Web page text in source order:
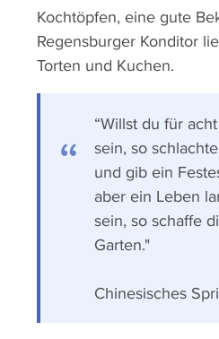
Kochtöpfen, eine gute
Regensburger Konditor
Torten und Kuchen.
“Willst du für
sein, so
und gib ein
aber ein Leben
sein, so schaffe
Garten."
Chinesisches